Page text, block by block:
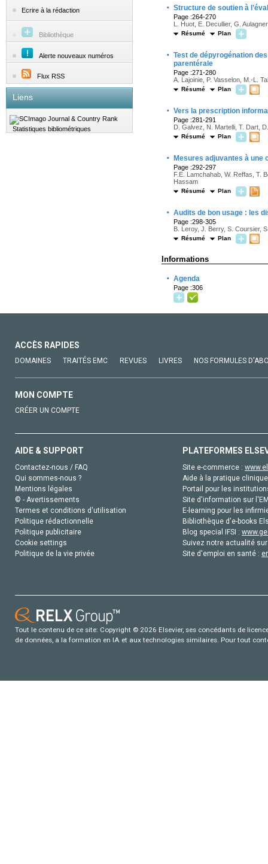
Ecrire à la rédaction
Bibliothèque
Alerte nouveaux numéros
Flux RSS
Liens
Statistiques bibliométriques
· Structure de soutien à
Page :264-270
L. Huot, E. Decullier, G.
Résumé Plan
· Test de dépyrogénation
parentérale
Page :271-280
A. Lajoinie, P. Vasselon, M.-L.
Résumé Plan
· Vers la prescription
Page :281-291
D. Galvez, N. Martelli, T. Dart,
Résumé Plan
· Mesures adjuvantes à
Page :292-297
F.E. Lamchahab, W. Reffas, T.
Hassam
Résumé Plan
· Audits de bon usage : les
Page :298-305
B. Leroy, J. Berry, S. Coursier,
Résumé Plan
Informations
· Agenda
Page :306
ACCÈS RAPIDES
DOMAINES TRAITÉS EMC REVUES LIVRES NOS FORMULES
MON COMPTE
CRÉER UN COMPTE
AIDE & SUPPORT
Contactez-nous / FAQ
Qui sommes-nous ?
Mentions légales
© - Avertissements
Termes et conditions d'utilisation
Politique rédactionnelle
Politique publicitaire
Cookie settings
Politique de la vie privée
PLATEFORMES
Site e-commerce :
Aide à la pratique
Portail pour les
Site d'information sur
E-learning pour les
Bibliothèque d'e-books
Blog special IFSI :
Suivez notre actualité
Site d'emploi en santé :
Tout le contenu de ce site: Copyright © 2026 Elsevier, ses concédants de
de données, a la formation en IA et aux technologies similaires. Pour tout